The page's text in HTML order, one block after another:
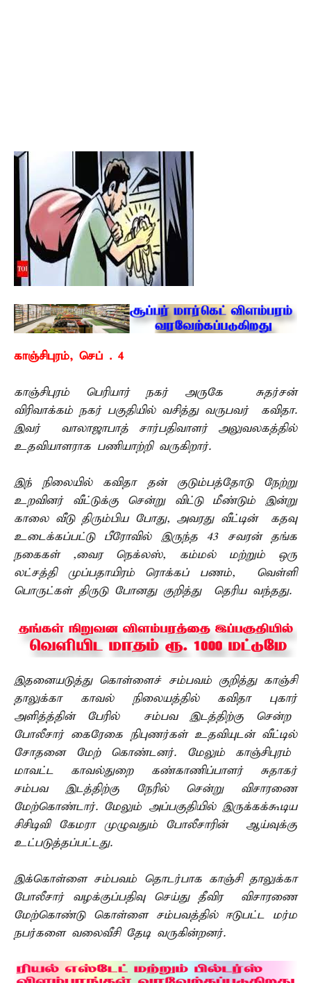
காஞ்சிபுரம், செப் . 4 –
காஞ்சிபுரம் பெரியார் நகர் அருகே சுதர்சன்
விரிவாக்கம் நகர் பகுதியில் வசித்து வருபவர் கவிதா.
இவர் வாலாஜாபாத் சார்பதிவாளர் அலுவலகத்தில்
உதவியாளராக பணியாற்றி வருகிறார்.
இந் நிலையில் கவிதா தன் குடும்பத்தோடு நேற்று
உறவினர் வீட்டுக்கு சென்று விட்டு மீண்டும் இன்று
காலை வீடு திரும்பிய போது, அவரது வீட்டின் கதவு
உடைக்கப்பட்டு பீரோவில் இருந்த 43 சவரன் தங்க
நகைகள் ,வைர நெக்லஸ், கம்மல் மற்றும் ஒரு
லட்சத்தி முப்பதாயிரம் ரொக்கப் பணம், வெள்ளி
பொருட்கள் திருடு போனது குறித்து தெரிய வந்தது.
இதனையடுத்து கொள்ளைச் சம்பவம் குறித்து காஞ்சி
தாலுக்கா காவல் நிலையத்தில் கவிதா புகார்
அளித்த்தின் பேரில் சம்பவ இடத்திற்கு சென்ற
போலீசார் கைரேகை நிபுணர்கள் உதவியுடன் வீட்டில்
சோதனை மேற் கொண்டனர். மேலும் காஞ்சிபுரம்
மாவட்ட காவல்துறை கண்காணிப்பாளர் சுதாகர்
சம்பவ இடத்திற்கு நேரில் சென்று விசாரணை
மேற்கொண்டார். மேலும் அப்பகுதியில் இருக்கக்கூடிய
சிசிடிவி கேமரா முழுவதும் போலீசாரின் ஆய்வுக்கு
உட்படுத்தப்பட்டது.
இக்கொள்ளை சம்பவம் தொடர்பாக காஞ்சி தாலுக்கா
போலீசார் வழக்குப்பதிவு செய்து தீவிர விசாரணை
மேற்கொண்டு கொள்ளை சம்பவத்தில் ஈடுபட்ட மர்ம
நபர்களை வலைவீசி தேடி வருகின்றனர்.